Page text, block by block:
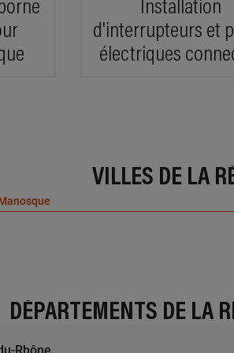
En savoir plus
Installation
d'interrupteurs et
électriques
VILLES DE LA
DÉPARTEMENTS DE LA